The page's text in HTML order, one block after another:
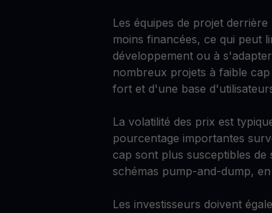
Les équipes de projet
moins financées, ce qui peut
développement ou à
nombreux projets à faible
fort et d'une base
La volatilité des prix est
pourcentage importantes
cap sont plus susceptibles
schémas pump-and-dump,
Les investisseurs doivent